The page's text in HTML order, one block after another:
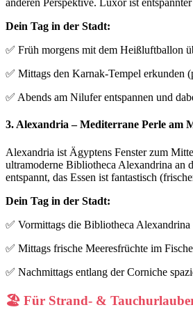
anderen Perspektive. Luxor ist
Dein Tag in der Stadt:
✅ Früh morgens mit dem Heißluftballon
✅ Mittags den Karnak-Tempel erkunden
✅ Abends am Nilufer entspannen und
3. Alexandria – Mediterrane Perle am
Alexandria ist Ägyptens Fenster zum
ultramoderne Bibliotheca Alexandrina an
entspannt, das Essen ist fantastisch
Dein Tag in der Stadt:
✅ Vormittags die Bibliotheca
✅ Mittags frische Meeresfrüchte im
✅ Nachmittags entlang der Corniche
🏖️ Für Strand- &